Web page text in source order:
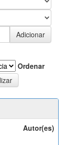
Ordenar
Autor(es)